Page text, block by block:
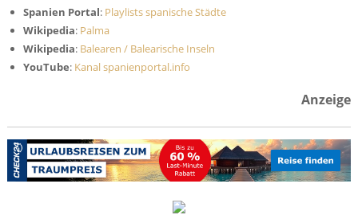
Spanien Portal: Playlists spanische Städte
Wikipedia: Palma
Wikipedia: Balearen / Balearische Inseln
YouTube: Kanal spanienportal.info
Anzeige